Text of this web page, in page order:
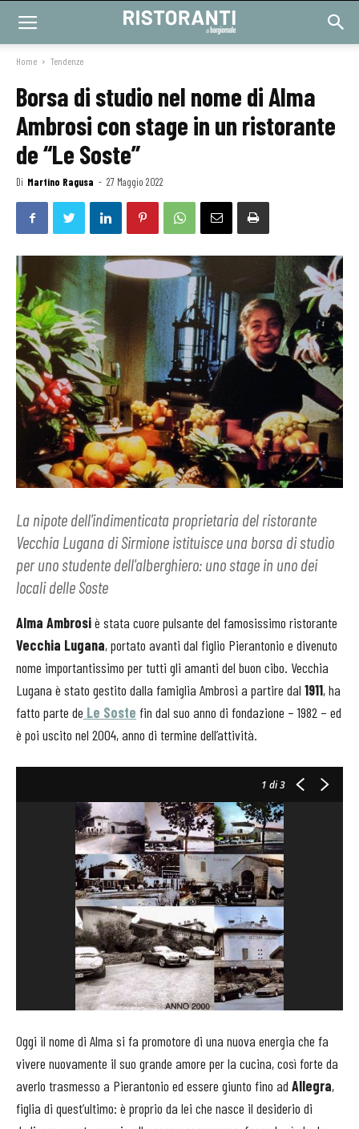
Home Tendenze
Borsa di studio nel nome di Alma
Ambrosi con stage in un ristorante
de “Le Soste”
Di Martino Ragusa - 27 Maggio 2022
La nipote dell'indimenticata proprietaria del ristorante
Vecchia Lugana di Sirmione istituisce una borsa di studio
per uno studente dell'alberghiero: uno stage in uno dei
locali delle Soste
Alma Ambrosiè stata cuore pulsante del famosissimo ristorante
Vecchia Lugana, portato avanti dal figlio Pierantonio e divenuto
nome importantissimo per tutti gli amanti del buon cibo. Vecchia
Lugana è stato gestito dalla famiglia Ambrosi a partire dal 1911, ha
fatto parte de Le Soste fin dal suo anno di fondazione – 1982 – ed
è poi uscito nel 2004, anno di termine dell’attività.
1 di 3
Oggi il nome di Alma si fa promotore di una nuova energia che fa
vivere nuovamente il suo grande amore per la cucina, così forte da
averlo trasmesso a Pierantonio ed essere giunto fino ad Allegra,
figlia di quest’ultimo: è proprio da lei che nasce il desiderio di